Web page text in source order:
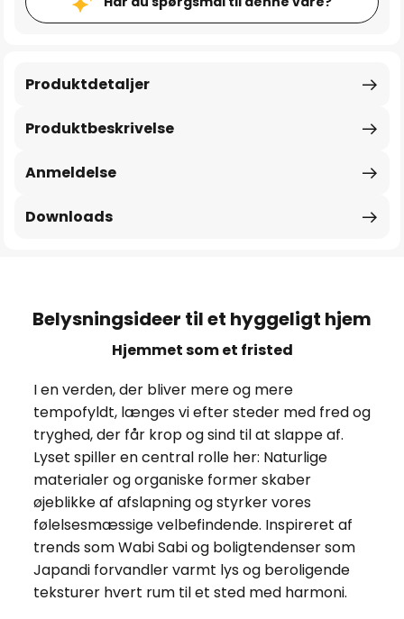
Produktbeskrivelse
Produktdetaljer
Anmeldelse
Downloads
Belysningsideer til et hyggeligt hjem
Hjemmet som et fristed
I en verden, der bliver mere og mere
tempofyldt, længes vi efter steder med fred og
tryghed, der får krop og sind til at slappe af.
Lyset spiller en central rolle her: Naturlige
materialer og organiske former skaber
øjeblikke af afslapning og styrker vores
følelsesmæssige velbefindende. Inspireret af
trends som Wabi Sabi og boligtendenser som
Japandi forvandler varmt lys og beroligende
teksturer hvert rum til et sted med harmoni.